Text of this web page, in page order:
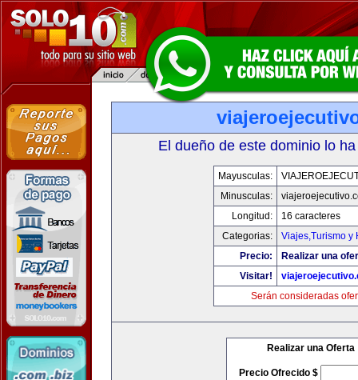
El dueño de este dominio lo
Mayusculas:
Minusculas:
Longitud:
16 caracteres
Categorias:
Viajes,Turismo y
Precio:
Realizar una
Visitar!
Serán consideradas
Realizar una Oferta
Precio Ofrecido $